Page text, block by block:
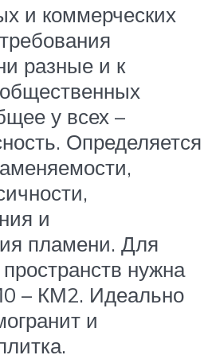
и коммерческих
разные и к
у всех –
Определяется
и
пламени. Для
нужна
– КМ2. Идеально
и